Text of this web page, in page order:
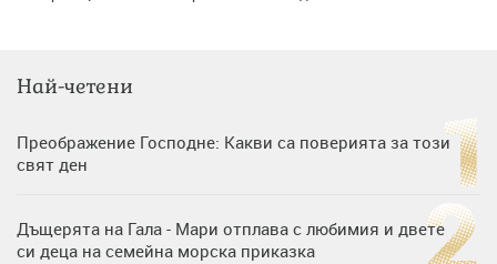
Най-четени
Преображение Господне: Какви са поверията за този
свят ден
Дъщерята на Гала - Мари отплава с любимия и двете
си деца на семейна морска приказка